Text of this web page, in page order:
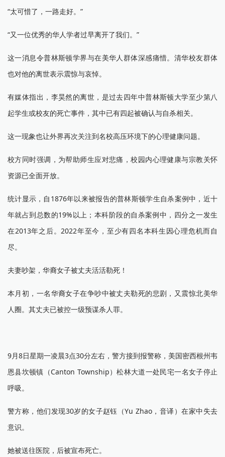
“太可惜了，一路走好。”
“又一位优秀的华人学者过早离开了我们。”
这一消息令普林斯顿学界与在美华人群体深感痛惜。清华校友群体
也对他的离世表示震惊与哀悼。
有媒体指出，李昊然的离世，是过去四年中普林斯顿大学至少第八
起学生或校友的死亡事件，其中已有四起被确认与自杀相关。
这一现象也让外界再次关注到名校高压环境下的心理健康问题。
校方同时强调，为帮助师生应对悲痛，校园内心理健康与宗教关怀
资源已全面开放。
统计显示，自1876年以来被报告的普林斯顿学生自杀案例中，近十
年就占到总数的19%以上；本科阶段的自杀案例中，四分之一发生
在2013年之后。2022年至今，至少有四名本科生因心理危机而自
尽。
夫妻吵架，华裔女子被丈夫活活勒死！
本月初，一名华裔女子在争吵中被丈夫勒死的悲剧，又震惊北美华
人圈。其丈夫已被控一级预谋杀人罪。
9月8日星期一凌晨3点30分左右，警方接到报警称，美国密西根州韦
恩县坎顿镇（Canton Township）松林大道一处民宅一名女子停止
呼吸。
警方称，他们发现30岁的女子赵钰（Yu Zhao，音译）在家中失去
意识。
她被送往医院，后被宣布死亡。